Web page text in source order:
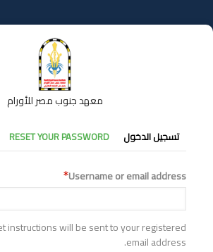
إلى
المحتوى
معهد جنوب مصر للأورام
التبويبات
الأساسية
تسجيل الدخول RESET YOUR PASSWORD
Username or email address
instructions will be sent to your registered
email address.